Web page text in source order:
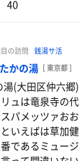
んでいるよりは
もらってみた
っているのに平
週間のうち2週
ら今回はやめて
わりか？と思
くれた。90℃
の熱波でいい感
源泉掛け流し
瓶に入ってみ
ので少し潜っ
いい。
草サウナ。サ
からないが初
ャワーが40秒
に聞いたものだ
ないが5秒以下
る。確かスパ
る。
は相変わらず
くはないが炭
40
の訪問 銭湯サ活
かの湯 [ 東京都 ]
(大田区仲六郷)
ュは竜泉寺の
パメッツァお
いえばは草加
であるミュー